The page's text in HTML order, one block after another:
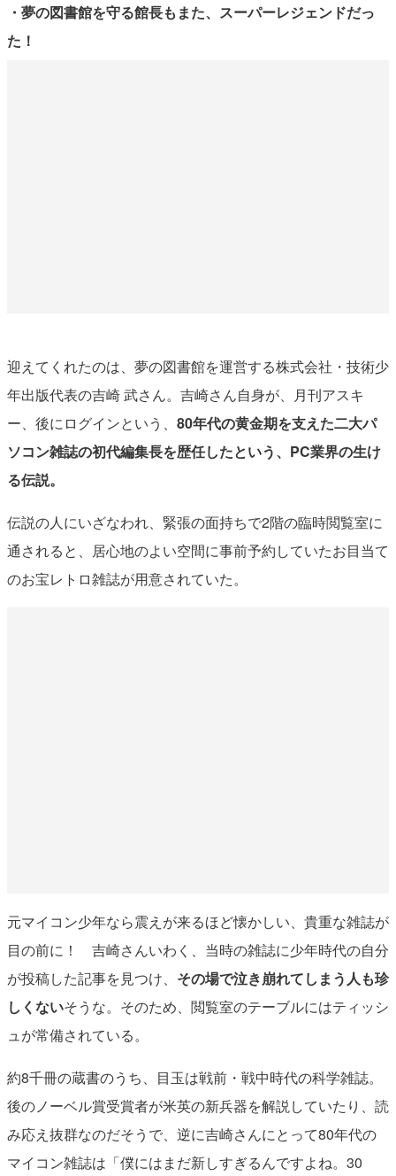
・夢の図書館を守る館長もまた、スーパーレジェンドだっ
た！
迎えてくれたのは、夢の図書館を運営する株式会社・技術少
年出版代表の吉崎 武さん。吉崎さん自身が、月刊アスキ
ー、後にログインという、 80年代の黄金期を支えた二大パ
ソコン雑誌の初代編集長を歴任したという、PC業界の生け
る伝説。
伝説の人にいざなわれ、緊張の面持ちで2階の臨時閲覧室に
通されると、居心地のよい空間に事前予約していたお目当て
のお宝レトロ雑誌が用意されていた。
元マイコン少年なら震えが来るほど懐かしい、貴重な雑誌が
目の前に！ 吉崎さんいわく、当時の雑誌に少年時代の自分
が投稿した記事を見つけ、 その場で泣き崩れてしまう人も珍
しくないそうな。そのため、閲覧室のテーブルにはティッシ
ュが常備されている。
約8千冊の蔵書のうち、目玉は戦前・戦中時代の科学雑誌。
後のノーベル賞受賞者が米英の新兵器を解説していたり、読
み応え抜群なのだそうで、逆に吉崎さんにとって80年代の
マイコン雑誌は「僕にはまだ新しすぎるんですよね。30